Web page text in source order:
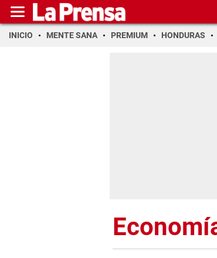
INICIO MENTE SANA PREMIUM HONDURAS